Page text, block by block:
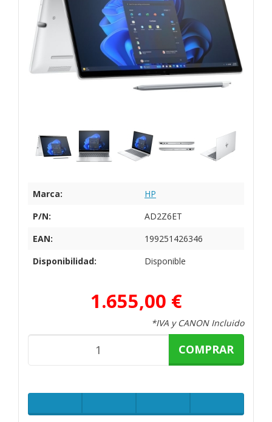
Marca:
HP
P/N:
AD2Z6ET
EAN:
199251426346
Disponibilidad:
Disponible
1.655,00 €
*IVA y CANON Incluido
COMPRAR